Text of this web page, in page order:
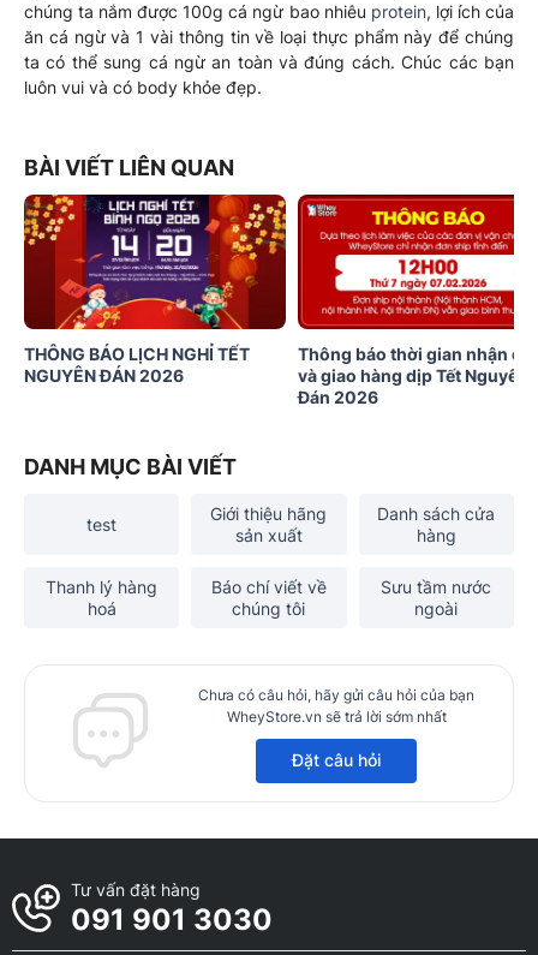
chúng ta nắm được 100g cá ngừ bao nhiêu protein, lợi ích của
ăn cá ngừ và 1 vài thông tin về loại thực phẩm này để chúng
ta có thể sung cá ngừ an toàn và đúng cách. Chúc các bạn
luôn vui và có body khỏe đẹp.
BÀI VIẾT LIÊN QUAN
THÔNG BÁO LỊCH NGHỈ TẾT
NGUYÊN ĐÁN 2026
Thông báo thời gian nhận
và giao hàng dịp Tết Nguyên
Đán 2026
DANH MỤC BÀI VIẾT
test
Giới thiệu hãng
sản xuất
Danh sách cửa
hàng
Thanh lý hàng
hoá
Báo chí viết về
chúng tôi
Sưu tầm nước
ngoài
Chưa có câu hỏi, hãy gửi câu hỏi của bạn
WheyStore.vn sẽ trả lời sớm nhất
Đặt câu hỏi
Tư vấn đặt hàng
091 901 3030